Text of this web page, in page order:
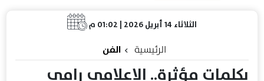
الثلاثاء 14 أبريل 2026 | 01:02 م
الرئيسية الفن
بكلمات مؤثرة.. الاعلامي رامي